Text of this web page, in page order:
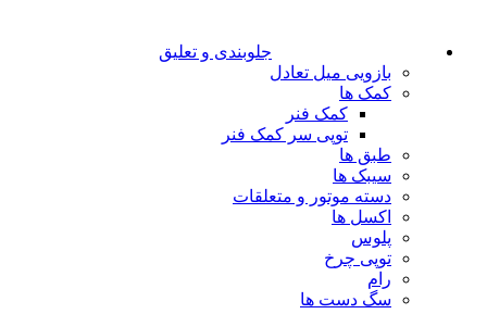
جلوبندی و تعلیق
بازویی میل تعادل
کمک ها
کمک فنر
توپی سر کمک فنر
طبق ها
سیبک ها
دسته موتور و متعلقات
اکسل ها
پلوس
توپی چرخ
رام
سگ دست ها